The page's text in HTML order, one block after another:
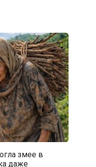
змее в
даже